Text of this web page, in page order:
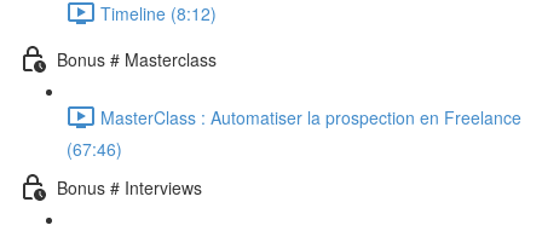
Timeline (8:12)
Bonus # Masterclass
MasterClass : Automatiser la prospection en Freelance
(67:46)
Bonus # Interviews